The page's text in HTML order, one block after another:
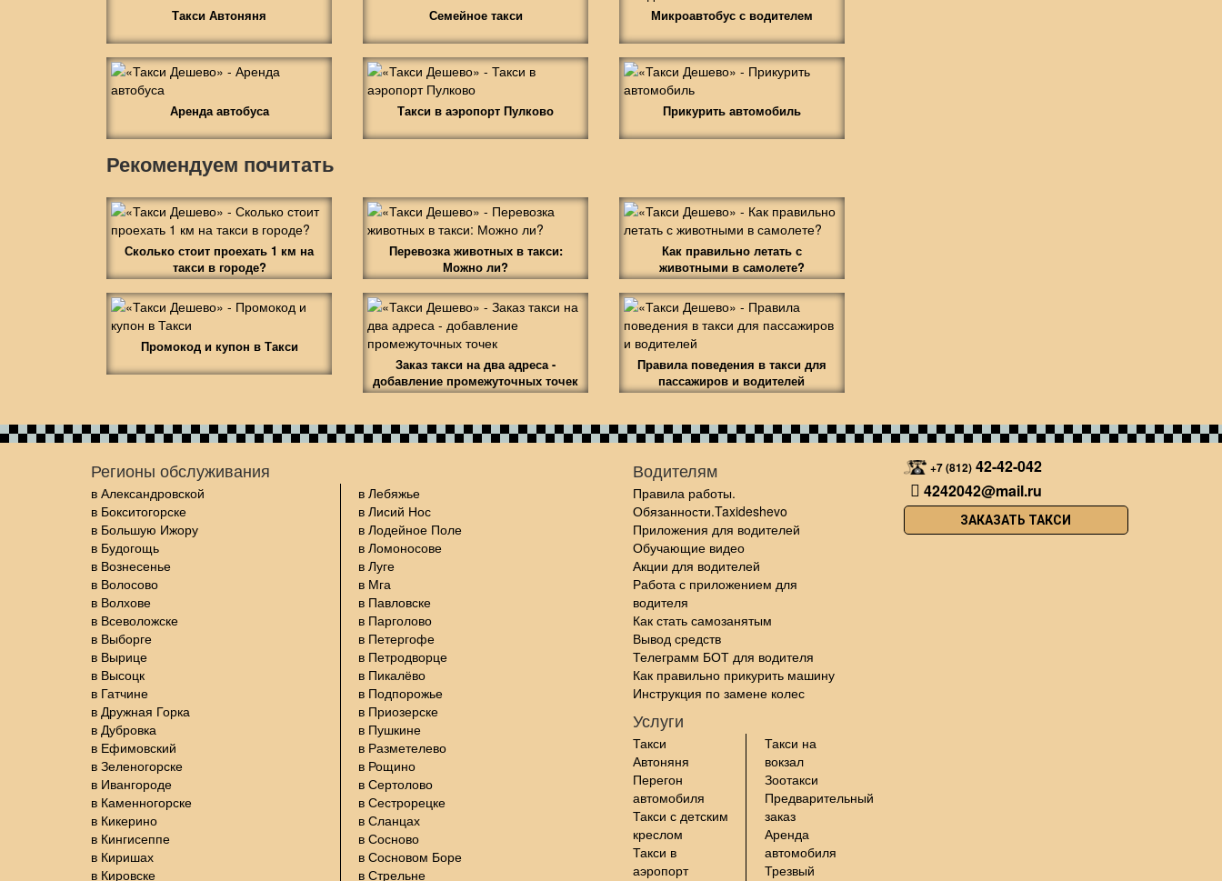
Такси Автоняня Семейное такси Микроавтобус с водителем
Аренда автобуса Такси в аэропорт Пулково Прикурить автомобиль
Рекомендуем почитать
Сколько стоит проехать 1 км на
такси в городе?
Перевозка животных в такси:
Можно ли?
Как правильно летать с
животными в самолете?
Промокод и купон в Такси
Заказ такси на два адреса -
добавление промежуточных точек
Правила поведения в такси для
пассажиров и водителей
Регионы обслуживания
в Александровской
в Бокситогорске
в Большую Ижору
в Будогощь
в Вознесенье
в Волосово
в Волхове
в Всеволожске
в Выборге
в Вырице
в Высоцк
в Гатчине
в Дружная Горка
в Дубровка
в Ефимовский
в Зеленогорске
в Ивангороде
в Каменногорске
в Кикерино
в Кингисеппе
в Киришах
в Кировске
в Лебяжье
в Лисий Нос
в Лодейное Поле
в Ломоносове
в Луге
в Мга
в Павловске
в Парголово
в Петергофе
в Петродворце
в Пикалёво
в Подпорожье
в Приозерске
в Пушкине
в Разметелево
в Рощино
в Сертолово
в Сестрорецке
в Сланцах
в Сосново
в Сосновом Боре
в Стрельне
Водителям
Правила работы.
Обязанности.Taxideshevo
Приложения для водителей
Обучающие видео
Акции для водителей
Работа с приложением для
водителя
Как стать самозанятым
Вывод средств
Телеграмм БОТ для водителя
Как правильно прикурить машину
Инструкция по замене колес
Услуги
Такси
Автоняня
Перегон
автомобиля
Такси с детским
креслом
Такси в
аэропорт
Такси на
вокзал
Зоотакси
Предварительный
заказ
Аренда
автомобиля
Трезвый
+7 (812) 42-42-042
4242042@mail.ru
ЗАКАЗАТЬ ТАКСИ